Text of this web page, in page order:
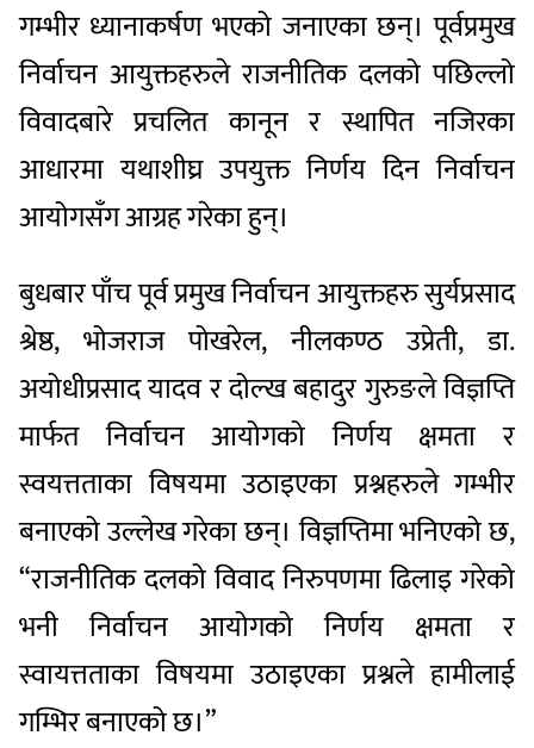
गम्भीर ध्यानाकर्षण भएको जनाएका छन्। पूर्वप्रमुख
निर्वाचन आयुक्तहरुले राजनीतिक दलको पछिल्लो
विवादबारे प्रचलित कानून र स्थापित नजिरका
आधारमा यथाशीघ्र उपयुक्त निर्णय दिन निर्वाचन
आयोगसँग आग्रह गरेका हुन्।
बुधबार पाँच पूर्व प्रमुख निर्वाचन आयुक्तहरु सुर्यप्रसाद
श्रेष्ठ, भोजराज पोखरेल, नीलकण्ठ उप्रेती, डा‍.
अयोधीप्रसाद यादव र दोल्ख बहादुर गुरुङले विज्ञप्ति
मार्फत निर्वाचन आयोगको निर्णय क्षमता र
स्वयत्तताका विषयमा उठाइएका प्रश्नहरुले गम्भीर
बनाएको उल्लेख गरेका छन्। विज्ञप्तिमा भनिएको छ,
“राजनीतिक दलको विवाद निरुपणमा ढिलाइ गरेको
भनी निर्वाचन आयोगको निर्णय क्षमता र
स्वायत्तताका विषयमा उठाइएका प्रश्नले हामीलाई
गम्भिर बनाएको छ।”